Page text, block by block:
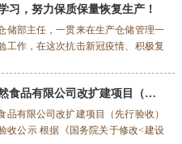
步将原C区一楼高架仓库南侧部分改
预计改造完成后将新增年产180吨压
境影响评价范围内主要环境...
囊配方，组织数名中医药名医专家会
毒的特点及中医治疗疫情方案研发出
。 香袋是由公司总经理陈总亲自牵
有的香粉均由自己采办修制，每一包
八方的人们的健康牵挂。 悠悠香囊，
家孙思邈在《千金要方》中指出佩戴
人不染”，这是中医药千年来的智慧结
习，努力保质保量恢复生产！
储部主任，一贯来在生产仓储管理一
工作，在这次抗击新冠疫情、积极复
盘点公司原料、辅料、包装材料以及
和市场情况，预判合理库存，和采
通、协调，积极组织货源，为复工复
杭州胡庆余堂天然食品有限公司改扩建项目（先行验收）环境保护设施竣工验收公示
品有限公司改扩建项目（先行验收）
收公示 根据《国务院关于修改<建设